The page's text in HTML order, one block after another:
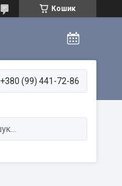
Кошик
+380 (99) 441-72-86